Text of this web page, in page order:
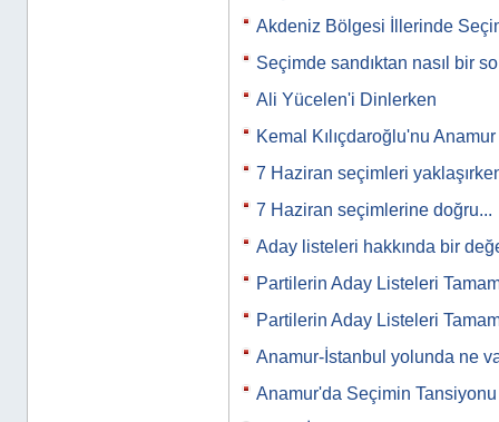
Akdeniz Bölgesi İllerinde
Seçimde sandıktan nasıl bir
Ali Yücelen'i Dinlerken
Kemal Kılıçdaroğlu'nu
7 Haziran seçimleri
7 Haziran seçimlerine doğru...
Aday listeleri hakkında bir
Partilerin Aday Listeleri
Partilerin Aday Listeleri
Anamur-İstanbul yolunda ne
Anamur'da Seçimin